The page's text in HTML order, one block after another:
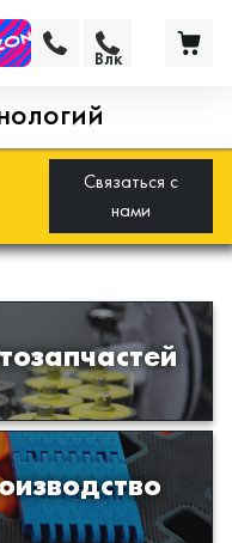
Связаться с
нами
деталей
для подвески
автомобиля
из пластиков
либо
заказчика
Влк